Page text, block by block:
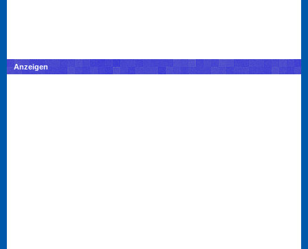
Anzeigen